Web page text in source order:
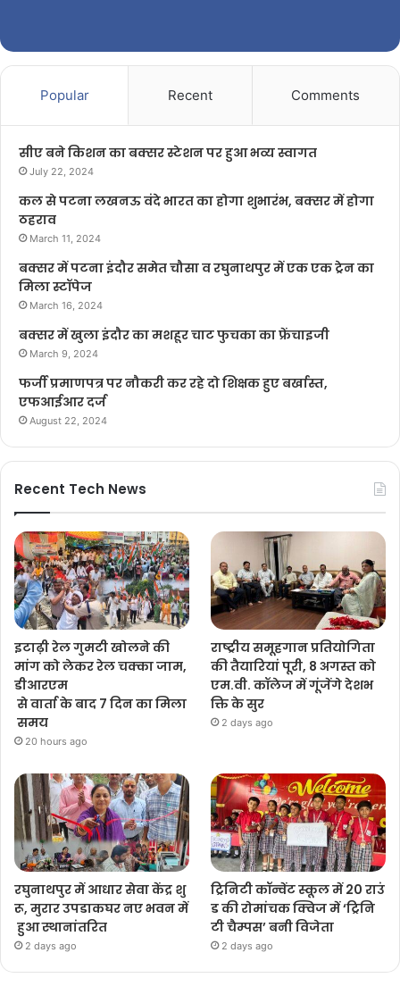
Popular Recent Comments
सीए बने किशन का बक्सर स्टेशन पर हुआ भव्य स्वागत
July 22, 2024
कल से पटना लखनऊ वंदे भारत का होगा शुभारंभ, बक्सर में होगा
ठहराव
March 11, 2024
बक्सर में पटना इंदौर समेत चौसा व रघुनाथपुर में एक एक ट्रेन का
मिला स्टॉपेज
March 16, 2024
बक्सर में खुला इंदौर का मशहूर चाट फुचका का फ्रेंचाइजी
March 9, 2024
फर्जी प्रमाणपत्र पर नौकरी कर रहे दो शिक्षक हुए बर्खास्त,
एफआईआर दर्ज
August 22, 2024
Recent Tech News
इटाढ़ी रेल गुमटी खोलने की
मांग को लेकर रेल चक्का जाम,
डीआरएम
से वार्ता के बाद 7 दिन का मिला
समय
20 hours ago
राष्ट्रीय समूहगान प्रतियोगिता
की तैयारियां पूरी, 8 अगस्त को
एम.वी. कॉलेज में गूंजेंगे देशभ
क्ति के सुर
2 days ago
रघुनाथपुर में आधार सेवा केंद्र शु
रू, मुरार उपडाकघर नए भवन में
हुआ स्थानांतरित
2 days ago
ट्रिनिटी कॉन्वेंट स्कूल में 20 राउं
ड की रोमांचक क्विज में ‘ट्रिनि
टी चैम्पस’ बनी विजेता
2 days ago